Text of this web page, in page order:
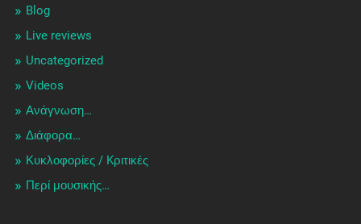
Blog
Live reviews
Uncategorized
Videos
Ανάγνωση…
Διάφορα…
Κυκλοφορίες / Kριτικές
Περί μουσικής…